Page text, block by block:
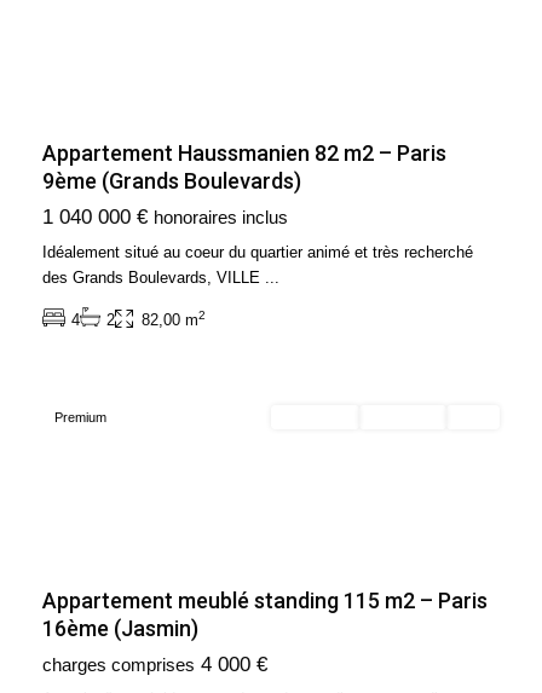
Appartement Haussmanien 82 m2 – Paris
9ème (Grands Boulevards)
1 040 000 € honoraires inclus
Idéalement situé au coeur du quartier animé et très recherché
des Grands Boulevards, VILLE ...
4 2 82,00 m2
Ile
de
France,
Paris
Arrondissement
Premium
Appartement meublé standing 115 m2 – Paris
16ème (Jasmin)
charges comprises 4 000 €
Ile
de
France,